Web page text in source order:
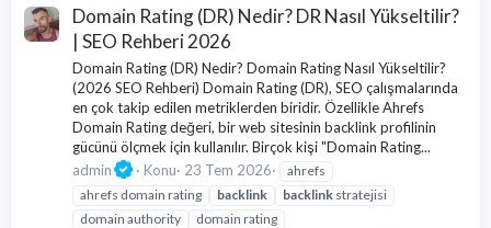
Domain Rating (DR) Nedir? DR Nasıl Yükseltilir?
| SEO Rehberi 2026
Domain Rating (DR) Nedir? Domain Rating Nasıl Yükseltilir?
(2026 SEO Rehberi) Domain Rating (DR), SEO çalışmalarında
en çok takip edilen metriklerden biridir. Özellikle Ahrefs
Domain Rating değeri, bir web sitesinin backlink profilinin
gücünü ölçmek için kullanılır. Birçok kişi "Domain Rating...
admin
Konu 23 Tem 2026
ahrefs
ahrefs domain rating
backlink backlink stratejisi
domain authority
domain rating